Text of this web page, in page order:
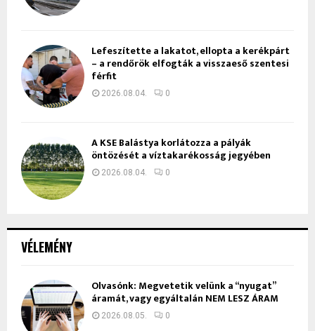
VÉLEMÉNY
Olvasónk: Megvetetik velünk a “nyugat”
áramát, vagy egyáltalán NEM LESZ ÁRAM
2026.08.05. 0
Lefeszítette a lakatot, ellopta a kerékpárt
– a rendőrök elfogták a visszaeső szentesi
férfit
2026.08.04. 0
A KSE Balástya korlátozza a pályák
öntözését a víztakarékosság jegyében
2026.08.04. 0